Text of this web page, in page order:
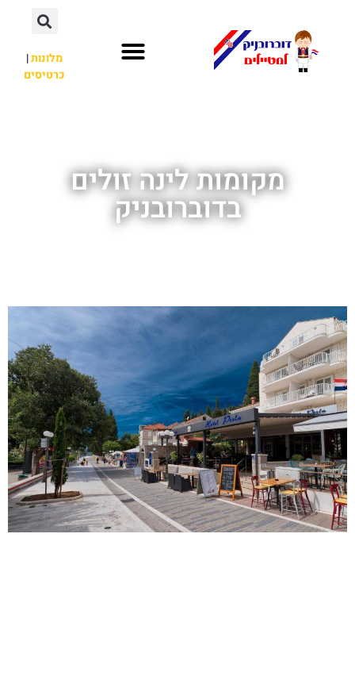
מלונות|
כרטיסים
מקומות לינה זולים
בדוברובניק